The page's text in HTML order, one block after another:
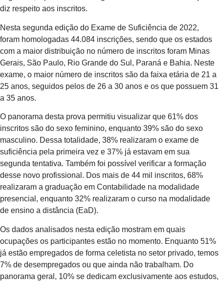
diz respeito aos inscritos.
Nesta segunda edição do Exame de Suficiência de 2022,
foram homologadas 44.084 inscrições, sendo que os estados
com a maior distribuição no número de inscritos foram Minas
Gerais, São Paulo, Rio Grande do Sul, Paraná e Bahia. Neste
exame, o maior número de inscritos são da faixa etária de 21 a
25 anos, seguidos pelos de 26 a 30 anos e os que possuem 31
a 35 anos.
O panorama desta prova permitiu visualizar que 61% dos
inscritos são do sexo feminino, enquanto 39% são do sexo
masculino. Dessa totalidade, 38% realizaram o exame de
suficiência pela primeira vez e 37% já estavam em sua
segunda tentativa. Também foi possível verificar a formação
desse novo profissional. Dos mais de 44 mil inscritos, 68%
realizaram a graduação em Contabilidade na modalidade
presencial, enquanto 32% realizaram o curso na modalidade
de ensino a distância (EaD).
Os dados analisados nesta edição mostram em quais
ocupações os participantes estão no momento. Enquanto 51%
já estão empregados de forma celetista no setor privado, temos
7% de desempregados ou que ainda não trabalham. Do
panorama geral, 10% se dedicam exclusivamente aos estudos,